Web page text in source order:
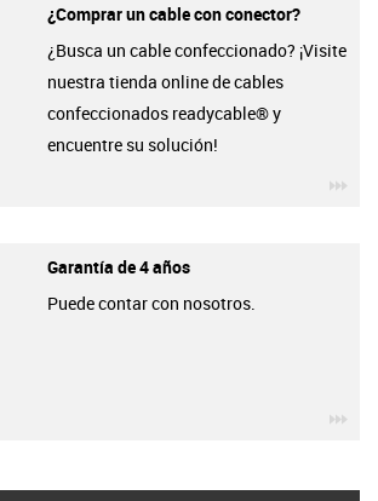
¿Comprar un cable con conector?
¿Busca un cable confeccionado? ¡Visite
nuestra tienda online de cables
confeccionados readycable® y
encuentre su solución!
Garantía de 4 años
Puede contar con nosotros.